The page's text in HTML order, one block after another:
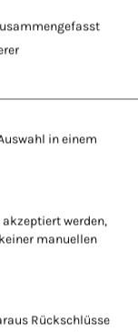
in einem
werden,
manuellen
Rückschlüsse